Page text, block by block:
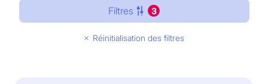
Filtres 3
Réinitialisation des filtres